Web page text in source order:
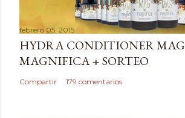
a
r
u
n
c
febrero 05, 2015
HYDRA CONDITIONER MAG
MAGNIFICA + SORTEO
Compartir 179 comentarios